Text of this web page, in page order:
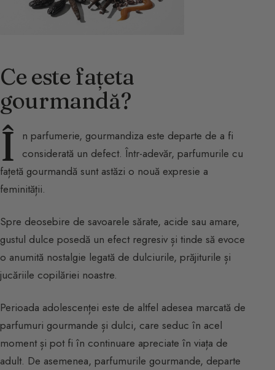
Ce este fațeta
gourmandă?
Î
n parfumerie, gourmandiza este departe de a fi
considerată un defect. Într-adevăr, parfumurile cu
fațetă gourmandă sunt astăzi o nouă expresie a
feminității.
Spre deosebire de savoarele sărate, acide sau amare,
gustul dulce posedă un efect regresiv și tinde să evoce
o anumită nostalgie legată de dulciurile, prăjiturile și
jucăriile copilăriei noastre.
Perioada adolescenței este de altfel adesea marcată de
parfumuri gourmande și dulci, care seduc în acel
moment și pot fi în continuare apreciate în viața de
adult. De asemenea, parfumurile gourmande, departe